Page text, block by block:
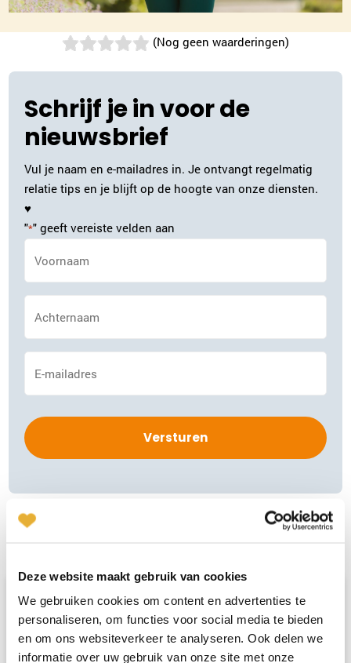
Deze website maakt gebruik van cookies
We gebruiken cookies om content en advertenties te
personaliseren, om functies voor social media te bieden
en om ons websiteverkeer te analyseren. Ook delen we
informatie over uw gebruik van onze site met onze
(Nog geen waarderingen)
Schrijf je in voor de
nieuwsbrief
Vul je naam en e-mailadres in. Je ontvangt regelmatig
relatie tips en je blijft op de hoogte van onze diensten.
♥
"*" geeft vereiste velden aan
mailadres
Gerelateerde artikelen
Van onze Matchmakers